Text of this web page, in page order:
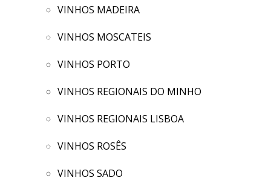
VINHOS MADEIRA
VINHOS MOSCATEIS
VINHOS PORTO
VINHOS REGIONAIS DO MINHO
VINHOS REGIONAIS LISBOA
VINHOS ROSÊS
VINHOS SADO